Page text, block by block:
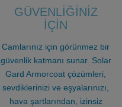
GÜVENLİĞİNİZ
İÇİN
Camlarınız için görünmez bir
güvenlik katmanı sunar. Solar
Gard Armorcoat çözümleri,
sevdiklerinizi ve eşyalarınızı,
hava şartlarından, izinsiz